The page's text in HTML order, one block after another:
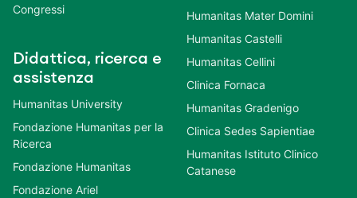
Congressi
Didattica, ricerca e
assistenza
Humanitas University
Fondazione Humanitas per la
Ricerca
Fondazione Humanitas
Fondazione Ariel
Humanitas Mater Domini
Humanitas Castelli
Humanitas Cellini
Clinica Fornaca
Humanitas Gradenigo
Clinica Sedes Sapientiae
Humanitas Istituto Clinico
Catanese